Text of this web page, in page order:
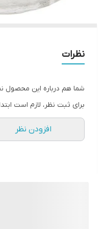
نظرات
شما هم درباره این محصول
برای ثبت نظر، لازم است
افزودن نظر